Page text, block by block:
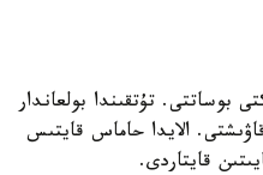
20 يزرايلدىكتى بوساتتى. تۇتقىندا بولعاندار
الايدا حاماس قايتىس
قايتاردى.